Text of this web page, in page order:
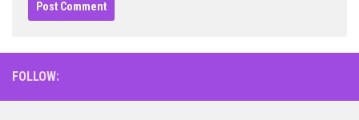
FOLLOW: